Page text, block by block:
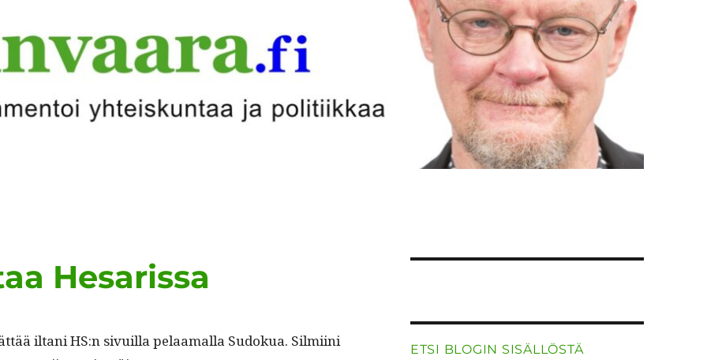
Hesarissa
iltani HS:n sivuil­la pelaa­mal­la Sudokua. Silmi­i­ni
ETSI BLOGIN SISÄLLÖSTÄ